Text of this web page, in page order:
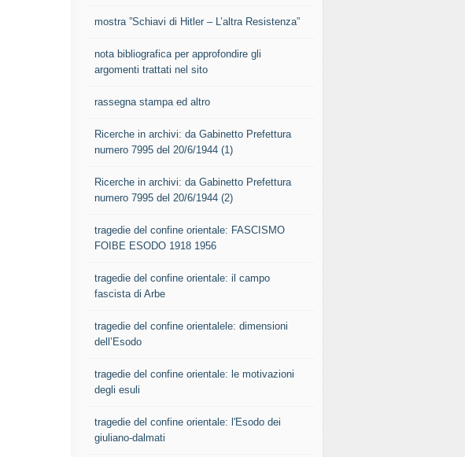
mostra ”Schiavi di Hitler – L’altra Resistenza”
nota bibliografica per approfondire gli
argomenti trattati nel sito
rassegna stampa ed altro
Ricerche in archivi: da Gabinetto Prefettura
numero 7995 del 20/6/1944 (1)
Ricerche in archivi: da Gabinetto Prefettura
numero 7995 del 20/6/1944 (2)
tragedie del confine orientale: FASCISMO
FOIBE ESODO 1918 1956
tragedie del confine orientale: il campo
fascista di Arbe
tragedie del confine orientalele: dimensioni
dell’Esodo
tragedie del confine orientale: le motivazioni
degli esuli
tragedie del confine orientale: l'Esodo dei
giuliano-dalmati